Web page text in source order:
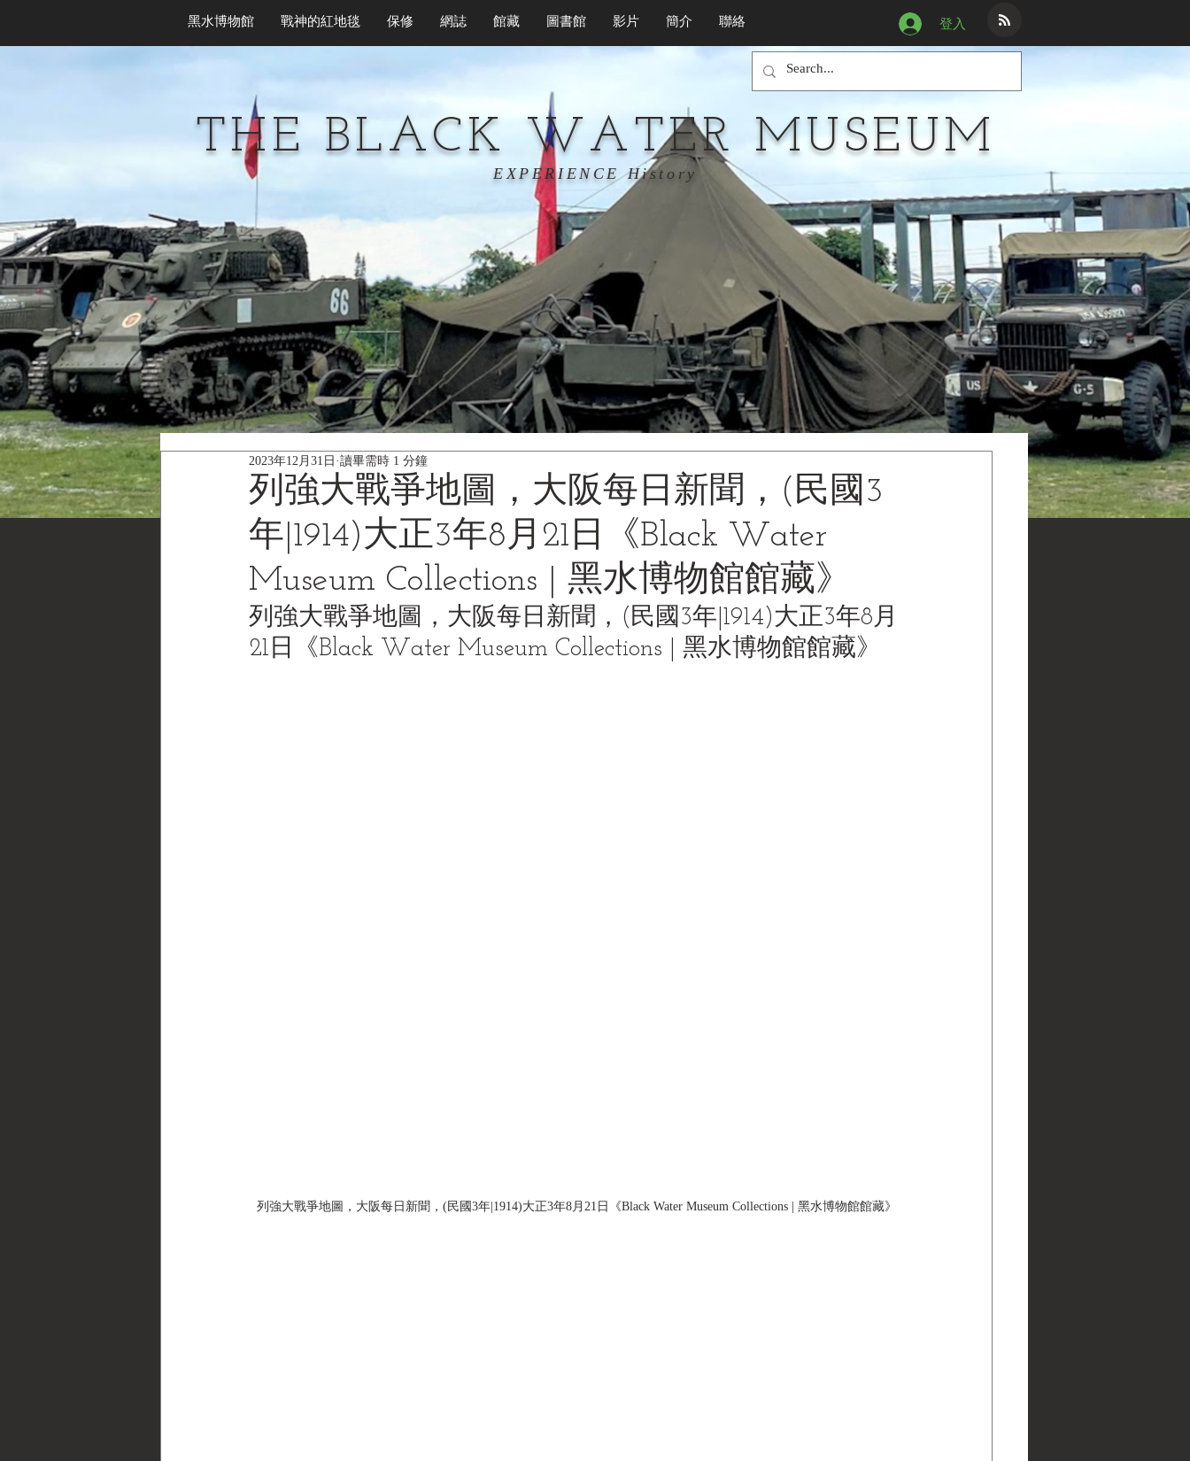
黑水博物館 戰神的紅地毯 保修 網誌 館藏 圖書館 影片 簡介 聯絡 登入
THE BLACK WATER MUSEUM
EXPERIENCE History
列強大戰爭地圖，大阪每日新聞，(民國3
年|1914)大正3年8月21日《Black Water
Museum Collections | 黑水博物館館藏》
2023年12月31日 讀畢需時 1 分鐘
列強大戰爭地圖，大阪每日新聞，(民國3年|1914)大正3年8月
21日《Black Water Museum Collections | 黑水博物館館藏》
列強大戰爭地圖，大阪每日新聞，(民國3年|1914)大正3年8月21日《Black Water Museum Collections | 黑水博物館館藏》